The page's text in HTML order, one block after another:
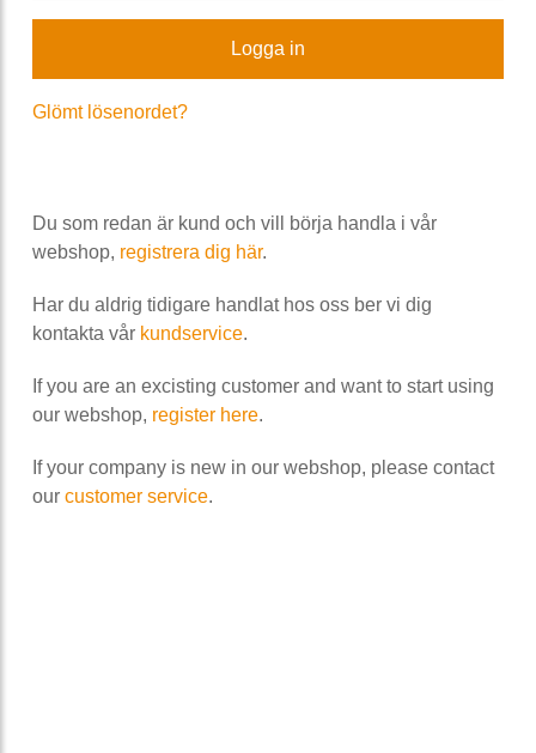
Glömt lösenordet?
Du som redan är kund och vill börja handla i vår
webshop, registrera dig här.
Har du aldrig tidigare handlat hos oss ber vi dig
kontakta vår kundservice.
If you are an excisting customer and want to start using
our webshop, register here.
If your company is new in our webshop, please contact
our customer service.